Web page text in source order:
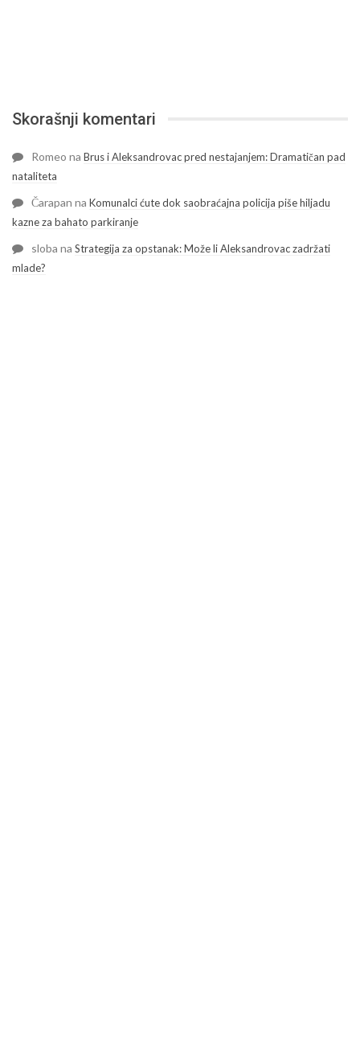
Skorašnji komentari
Romeo na Brus i Aleksandrovac pred nestajanjem: Dramatičan pad
nataliteta
Čarapan na Komunalci ćute dok saobraćajna policija piše hiljadu
kazne za bahato parkiranje
sloba na Strategija za opstanak: Može li Aleksandrovac zadržati
mlade?